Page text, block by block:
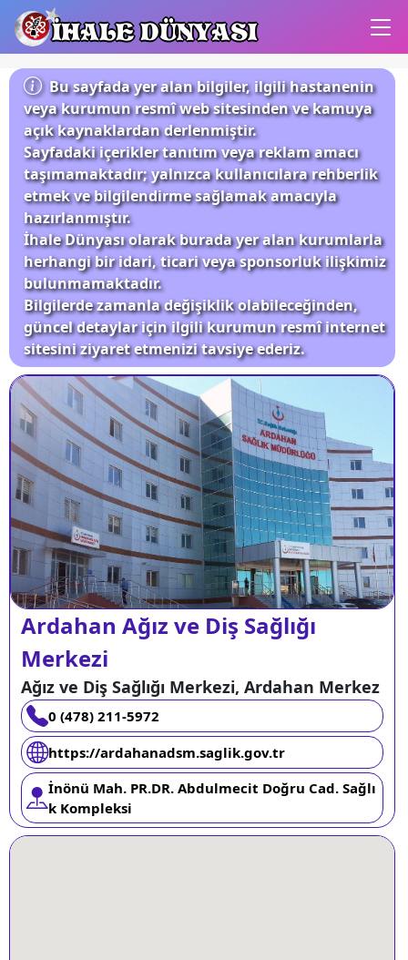
İHALE DÜNYASI
Bu sayfada yer alan bilgiler, ilgili hastanenin
veya kurumun resmî web sitesinden ve kamuya
açık kaynaklardan derlenmiştir.
Sayfadaki içerikler tanıtım veya reklam amacı
taşımamaktadır; yalnızca kullanıcılara rehberlik
etmek ve bilgilendirme sağlamak amacıyla
hazırlanmıştır.
İhale Dünyası olarak burada yer alan kurumlarla
herhangi bir idari, ticari veya sponsorluk ilişkimiz
bulunmamaktadır.
Bilgilerde zamanla değişiklik olabileceğinden,
güncel detaylar için ilgili kurumun resmî internet
sitesini ziyaret etmenizi tavsiye ederiz.
Ardahan Ağız ve Diş Sağlığı
Merkezi
Ağız ve Diş Sağlığı Merkezi, Ardahan Merkez
0 (478) 211-5972
https://ardahanadsm.saglik.gov.tr
İnönü Mah. PR.DR. Abdulmecit Doğru Cad. Sağlı
k Kompleksi